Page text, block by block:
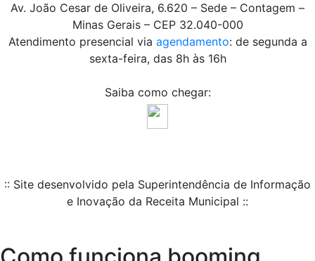
Av. João Cesar de Oliveira, 6.620 – Sede – Contagem –
Minas Gerais – CEP 32.040-000
Atendimento presencial via agendamento: de segunda a
sexta-feira, das 8h às 16h
Saiba como chegar:
:: Site desenvolvido pela Superintendência de Informação
e Inovação da Receita Municipal ::